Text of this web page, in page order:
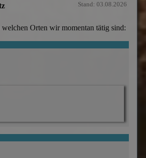
Stand: 03.08.2026
welchen Orten wir momentan tätig sind: